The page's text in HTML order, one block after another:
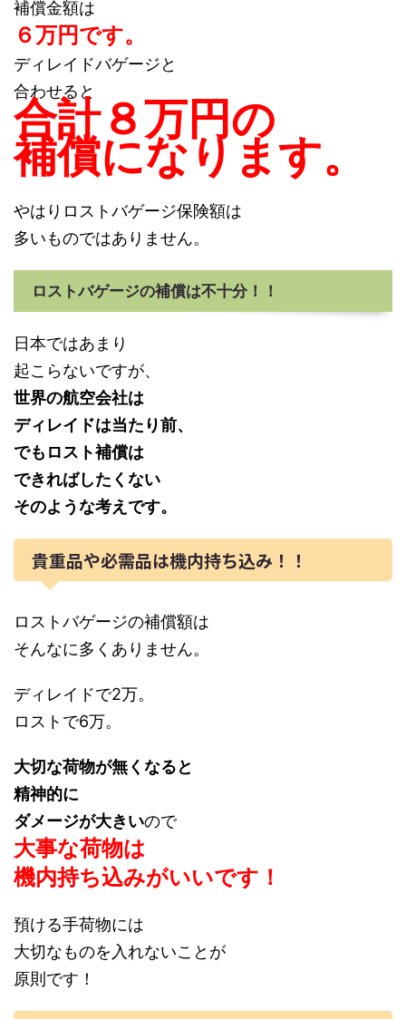
補償金額は
６万円です。
ディレイドバゲージと
合わせると
合計８万円の
補償になります。
やはりロストバゲージ保険額は
多いものではありません。
ロストバゲージの補償は不十分！！
日本ではあまり
起こらないですが、
世界の航空会社は
ディレイドは当たり前、
でもロスト補償は
できればしたくない
そのような考えです。
貴重品や必需品は機内持ち込み！！
ロストバゲージの補償額は
そんなに多くありません。
ディレイドで2万。
ロストで6万。
大切な荷物が無くなると
精神的に
ダメージが大きいので
大事な荷物は
機内持ち込みがいいです！
預ける手荷物には
大切なものを入れないことが
原則です！